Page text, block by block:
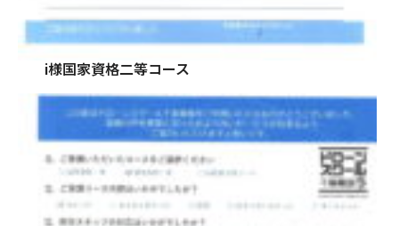
i様国家資格二等コース